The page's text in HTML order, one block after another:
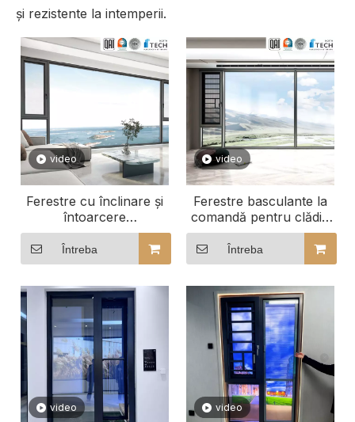
și rezistente la intemperii.
video
Ferestre cu înclinare și
întoarcere
personalizate, perfecte
pentru mediile de birou
Întreba
video
Ferestre basculante la
comandă pentru clădiri
comerciale
Întreba
video video